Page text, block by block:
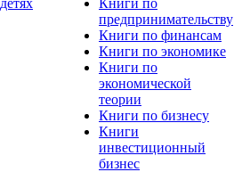
детях
Книги по
предпринимательству
Книги по финансам
Книги по экономике
Книги по
экономической
теории
Книги по бизнесу
Книги
инвестиционный
бизнес